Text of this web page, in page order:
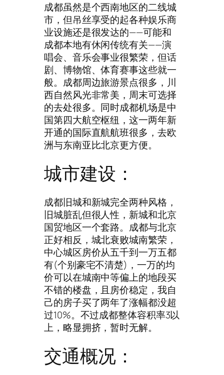
成都虽然是个西南地区的二线城
市，但吊丝享受的起各种娱乐商
业设施还是很发达的——可能和
成都本地有休闲传统有关——演
唱会、音乐会事业很繁荣，但话
剧、博物馆、体育赛事这些就一
般。成都周边旅游景点很多，川
西自然风光非常美，周末可选择
的去处很多。同时成都机场是中
国第四大航空枢纽，这一两年新
开通的国际直航航班很多，去欧
洲与东南亚比北京更方便。
城市建设：
成都旧城和新城完全两种风格，
旧城脏乱但很人性，新城和北京
国贸地区一个套路。成都与北京
正好相反，城北衰败城南繁荣，
中心城区房价从五千到一万五都
有(个别豪宅不清楚)，一万的均
价可以在城南中等偏上的地段买
不错的楼盘，且房价稳定，我自
己的房子买了两年了涨幅都没超
过10%。不过成都整体容积率3以
上，略显拥挤，暂时无解。
交通概况：